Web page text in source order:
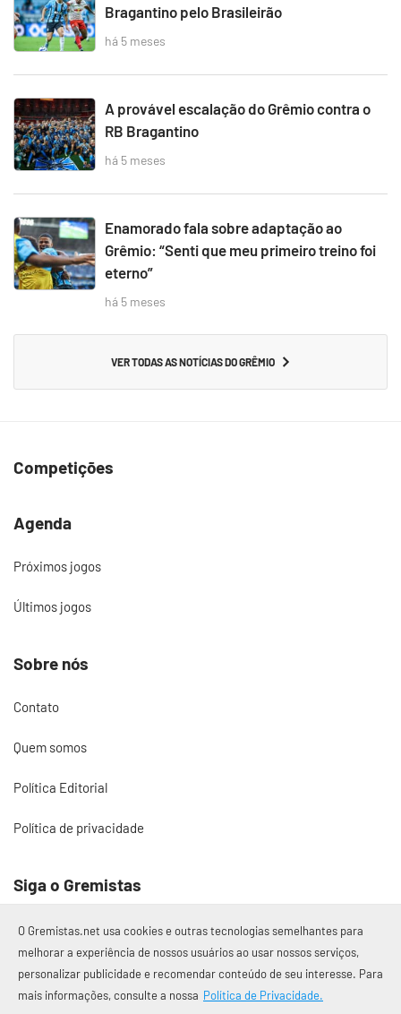
Bragantino pelo Brasileirão
há 5 meses
A provável escalação do Grêmio contra o
RB Bragantino
há 5 meses
Enamorado fala sobre adaptação ao
Grêmio: “Senti que meu primeiro treino foi
eterno”
há 5 meses
VER TODAS AS NOTÍCIAS DO GRÊMIO
Competições
Agenda
Próximos jogos
Últimos jogos
Sobre nós
Contato
Quem somos
Política Editorial
Política de privacidade
Siga o Gremistas
© 2017 – 2026 Gremistas.net
Gremistas.net — Porto Alegre/RS
O Gremistas.net usa cookies e outras tecnologias semelhantes para
melhorar a experiência de nossos usuários ao usar nossos serviços,
personalizar publicidade e recomendar conteúdo de seu interesse. Para
mais informações, consulte a nossa Política de Privacidade.